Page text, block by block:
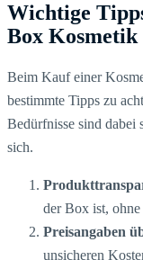
Wichtige
Box Kosmetik
Beim Kauf einer
bestimmte Tipps zu
Bedürfnisse sind dabei
sich.
der Box ist,
Preisangaben
unsicheren